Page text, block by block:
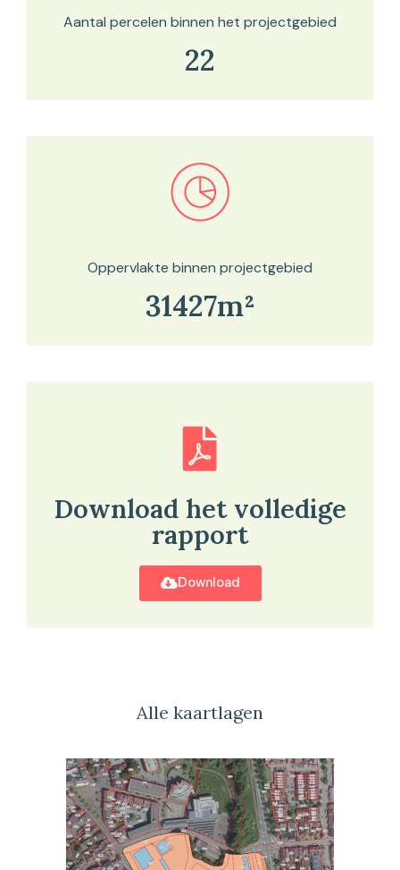
Aantal percelen binnen het projectgebied
22
Bekijk in onze kaartviewer
Oppervlakte binnen projectgebied
31427m²
Download het volledige
rapport
Download
Alle kaartlagen